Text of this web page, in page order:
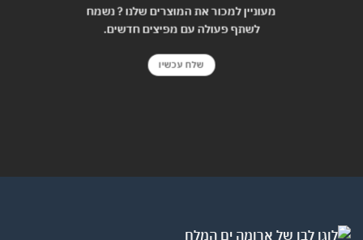
מעוניין למכור את המוצרים שלנו ? נשמח
לשתף פעולה עם מפיצים חדשים.
שלח עכשיו